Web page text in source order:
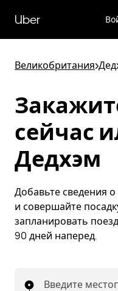
перейти
к
содержимому
Uber
Великобритания>
сейчас
Дедхэм
Добавьте сведения
и совершайте
запланировать
90 дней наперед.
Введите